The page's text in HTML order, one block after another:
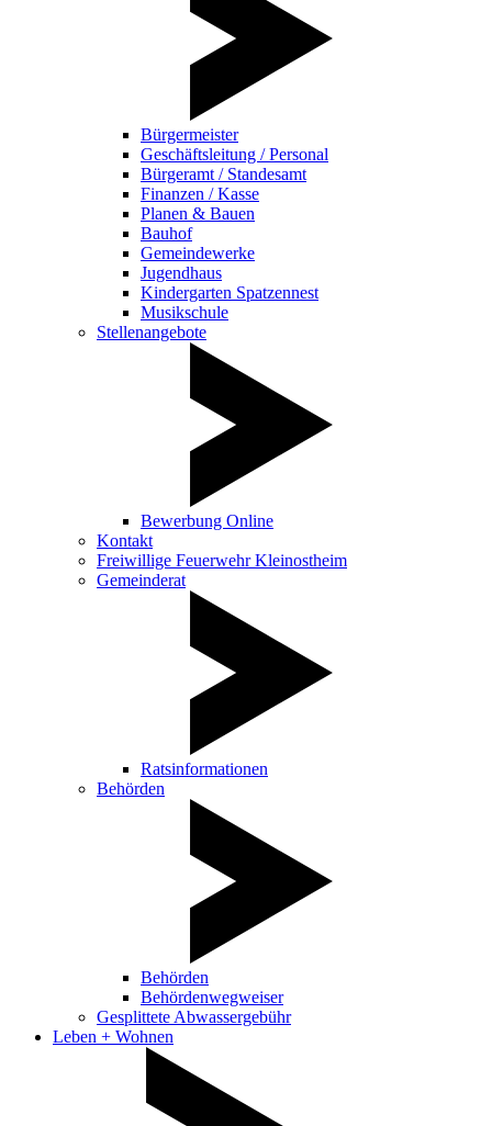
Bürgermeister
Geschäftsleitung / Personal
Bürgeramt / Standesamt
Finanzen / Kasse
Planen & Bauen
Bauhof
Gemeindewerke
Jugendhaus
Kindergarten Spatzennest
Musikschule
Stellenangebote
Bewerbung Online
Kontakt
Freiwillige Feuerwehr Kleinostheim
Gemeinderat
Ratsinformationen
Behörden
Behörden
Behördenwegweiser
Gesplittete Abwassergebühr
Leben + Wohnen